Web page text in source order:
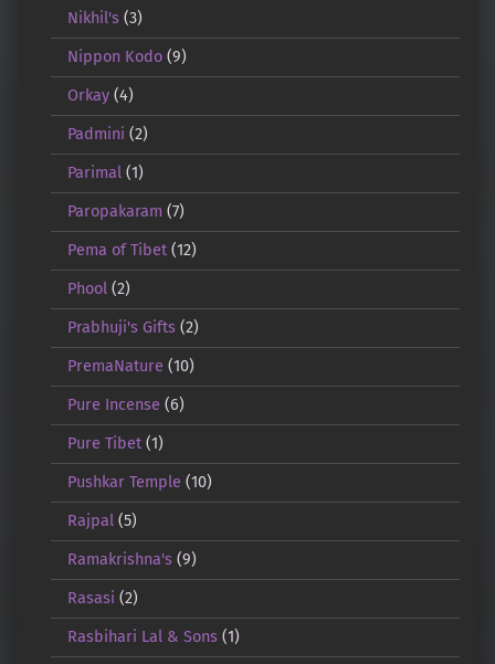
Nikhil's(3)
Nippon Kodo(9)
Orkay(4)
Padmini (2)
Parimal(1)
Paropakaram (7)
Pema of Tibet(12)
Phool(2)
Prabhuji's Gifts(2)
PremaNature (10)
Pure Incense (6)
Pure Tibet(1)
Pushkar Temple (10)
Rajpal(5)
Ramakrishna's(9)
Rasasi (2)
Rasbihari Lal & Sons(1)